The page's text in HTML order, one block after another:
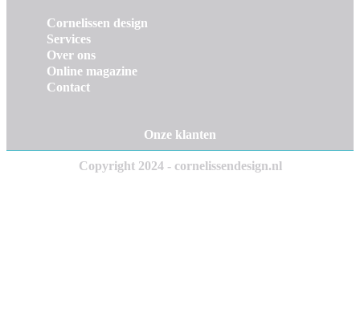
Cornelissen design
Services
Over ons
Online magazine
Contact
Onze klanten
Copyright 2024 - cornelissendesign.nl